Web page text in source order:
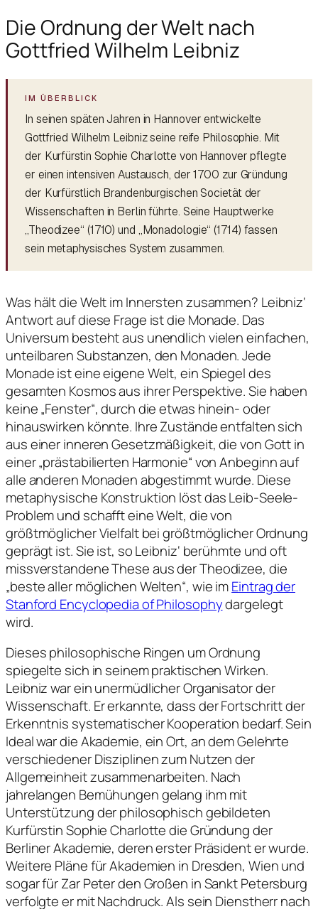
Die Ordnung der Welt nach
Gottfried Wilhelm Leibniz
In seinen späten Jahren in Hannover entwickelte
Gottfried Wilhelm Leibniz seine reife Philosophie. Mit
der Kurfürstin Sophie Charlotte von Hannover pflegte
er einen intensiven Austausch, der 1700 zur Gründung
der Kurfürstlich Brandenburgischen Societät der
Wissenschaften in Berlin führte. Seine Hauptwerke
„Theodizee“ (1710) und „Monadologie“ (1714) fassen
sein metaphysisches System zusammen.
Was hält die Welt im Innersten zusammen? Leibniz‘
Antwort auf diese Frage ist die Monade. Das
Universum besteht aus unendlich vielen einfachen,
unteilbaren Substanzen, den Monaden. Jede
Monade ist eine eigene Welt, ein Spiegel des
gesamten Kosmos aus ihrer Perspektive. Sie haben
keine „Fenster“, durch die etwas hinein- oder
hinauswirken könnte. Ihre Zustände entfalten sich
aus einer inneren Gesetzmäßigkeit, die von Gott in
einer „prästabilierten Harmonie“ von Anbeginn auf
alle anderen Monaden abgestimmt wurde. Diese
metaphysische Konstruktion löst das Leib-Seele-
Problem und schafft eine Welt, die von
größtmöglicher Vielfalt bei größtmöglicher Ordnung
geprägt ist. Sie ist, so Leibniz‘ berühmte und oft
missverstandene These aus der Theodizee, die
„beste aller möglichen Welten“, wie imEintrag der
Stanford Encyclopedia of Philosophydargelegt
wird.
Dieses philosophische Ringen um Ordnung
spiegelte sich in seinem praktischen Wirken.
Leibniz war ein unermüdlicher Organisator der
Wissenschaft. Er erkannte, dass der Fortschritt der
Erkenntnis systematischer Kooperation bedarf. Sein
Ideal war die Akademie, ein Ort, an dem Gelehrte
verschiedener Disziplinen zum Nutzen der
Allgemeinheit zusammenarbeiten. Nach
jahrelangen Bemühungen gelang ihm mit
Unterstützung der philosophisch gebildeten
Kurfürstin Sophie Charlotte die Gründung der
Berliner Akademie, deren erster Präsident er wurde.
Weitere Pläne für Akademien in Dresden, Wien und
sogar für Zar Peter den Großen in Sankt Petersburg
verfolgte er mit Nachdruck. Als sein Dienstherr nach